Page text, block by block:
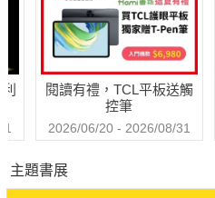
「黨外」執政，掀起台灣民主運
灣第二大族群，投票行為為何呈
客家票源流向經常扮演勝敗關鍵
正視。閱讀有禮，TCL平板送觸
控筆
2026/06/20 - 2026/08/31
主題書展